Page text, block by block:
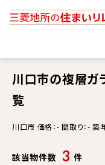
川口市の複層ガ
覧
川口市 価格：- 間取り：- 築年：- 専有面積：- 徒歩分：- 更新情報：- 複層ガラ
該当物件数 3 件